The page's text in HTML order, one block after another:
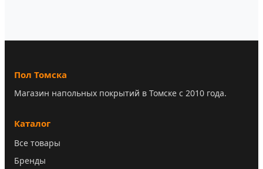
Пол Томска
Магазин напольных покрытий в Томске с 2010 года.
Каталог
Все товары
Бренды